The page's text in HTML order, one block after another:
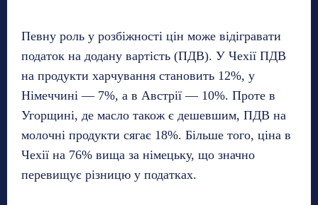
Певну роль у розбіжності цін може відігравати
податок на додану вартість (ПДВ). У Чехії ПДВ
на продукти харчування становить 12%, у
Німеччині — 7%, а в Австрії — 10%. Проте в
Угорщині, де масло також є дешевшим, ПДВ на
молочні продукти сягає 18%. Більше того, ціна в
Чехії на 76% вища за німецьку, що значно
перевищує різницю у податках.